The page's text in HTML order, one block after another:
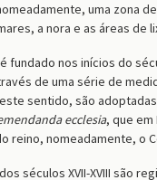
uma zona
a nora e as áreas de
fundado nos inícios do
de uma série de
sentido, são
ecclesia, que
reino, nomeadamente, o
séculos XVII-XVIII são